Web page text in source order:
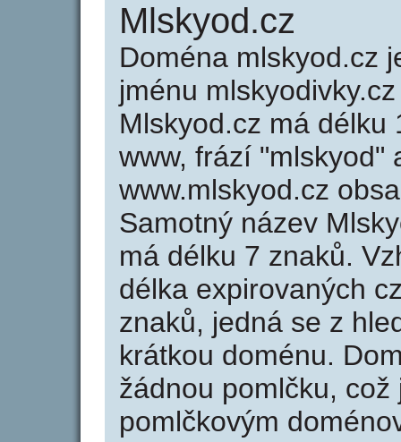
Mlskyod.cz
Doména mlskyod.cz
jménu
Mlskyod.cz má délku
www, frází "mlskyod"
www.mlskyod.cz
Samotný název
má délku 7 znaků.
délka expirovaných
znaků, jedná se z
krátkou doménu.
žádnou pomlčku,
pomlčkovým